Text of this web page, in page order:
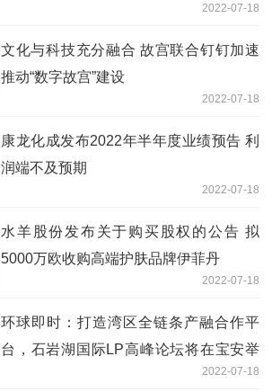
2022-07-18
文化与科技充分融合 故宫联合钉钉加速
推动“数字故宫”建设
2022-07-18
康龙化成发布2022年半年度业绩预告 利
润端不及预期
2022-07-18
水羊股份发布关于购买股权的公告 拟
5000万欧收购高端护肤品牌伊菲丹
2022-07-18
环球即时：打造湾区全链条产融合作平
台，石岩湖国际LP高峰论坛将在宝安举
2022-07-18